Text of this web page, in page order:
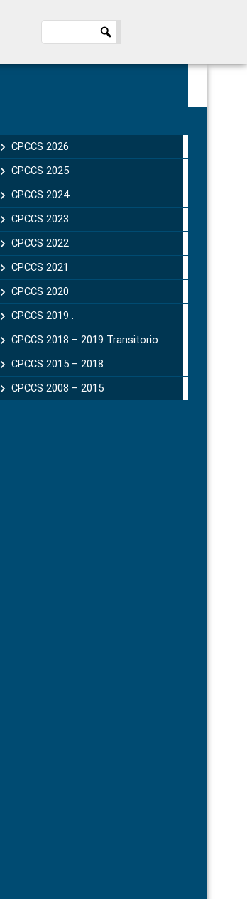
Sidebar
CPCCS 2026
CPCCS 2025
CPCCS 2024
CPCCS 2023
CPCCS 2022
CPCCS 2021
CPCCS 2020
CPCCS 2019 .
CPCCS 2018 – 2019 Transitorio
CPCCS 2015 – 2018
CPCCS 2008 – 2015